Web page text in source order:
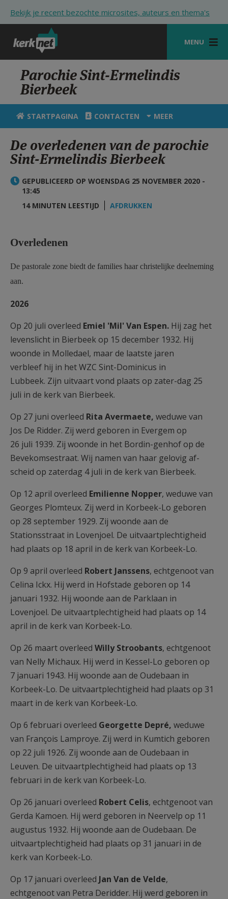
Bekijk je recent bezochte microsites, auteurs en thema's
MENU
STARTPAGINA
KERK
VIERINGEN
ZOEKEN
HULP
STARTPAGINA PORTAAL
AANMELDEN OF REGISTREREN
Parochie Sint-Ermelindis
Bierbeek
STARTPAGINA CONTACTEN MEER
De overledenen van de parochie
Sint-Ermelindis Bierbeek
GEPUBLICEERD OP WOENSDAG 25 NOVEMBER 2020 -
13:45
14 MINUTEN LEESTIJD
AFDRUKKEN
Overledenen
De pastorale zone biedt de families haar christelijke deelneming
aan.
2026
Op 20 juli overleed Emiel 'Mil' Van Espen. Hij zag het
levenslicht in Bierbeek op 15 december 1932. Hij
woonde in Molledael, maar de laatste jaren
verbleef hij in het WZC Sint-Dominicus in
Lubbeek. Zijn uitvaart vond plaats op zater-dag 25
juli in de kerk van Bierbeek.
Op 27 juni overleed Rita Avermaete, weduwe van
Jos De Ridder. Zij werd geboren in Evergem op
26 juli 1939. Zij woonde in het Bordin-genhof op de
Bevekomsestraat. Wij namen van haar gelovig af-
scheid op zaterdag 4 juli in de kerk van Bierbeek.
Op 12 april overleed Emilienne Nopper, weduwe van
Georges Plomteux. Zij werd in Korbeek-Lo geboren
op 28 september 1929. Zij woonde aan de
Stationsstraat in Lovenjoel. De uitvaartplechtigheid
had plaats op 18 april in de kerk van Korbeek-Lo.
Op 9 april overleed Robert Janssens, echtgenoot van
Celina Ickx. Hij werd in Hofstade geboren op 14
januari 1932. Hij woonde aan de Parklaan in
Lovenjoel. De uitvaartplechtigheid had plaats op 14
april in de kerk van Korbeek-Lo.
Op 26 maart overleed Willy Stroobants, echtgenoot
van Nelly Michaux. Hij werd in Kessel-Lo geboren op
7 januari 1943. Hij woonde aan de Oudebaan in
Korbeek-Lo. De uitvaartplechtigheid had plaats op 31
maart in de kerk van Korbeek-Lo.
Op 6 februari overleed Georgette Depré, weduwe
van François Lamproye. Zij werd in Kumtich geboren
op 22 juli 1926. Zij woonde aan de Oudebaan in
Leuven. De uitvaartplechtigheid had plaats op 13
februari in de kerk van Korbeek-Lo.
Op 26 januari overleed Robert Celis, echtgenoot van
Gerda Kamoen. Hij werd geboren in Neervelp op 11
augustus 1932. Hij woonde aan de Oudebaan. De
uitvaartplechtigheid had plaats op 31 januari in de
kerk van Korbeek-Lo.
Op 17 januari overleed Jan Van de Velde,
echtgenoot van Petra Deridder. Hij werd geboren in